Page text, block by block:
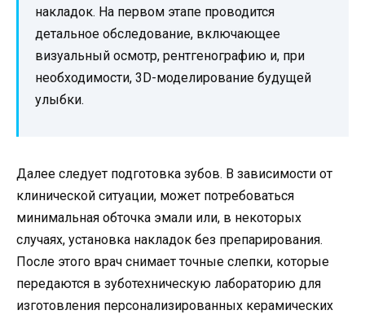
накладок. На первом этапе проводится
детальное обследование, включающее
визуальный осмотр, рентгенографию и, при
необходимости, 3D-моделирование будущей
улыбки.
Далее следует подготовка зубов. В зависимости от
клинической ситуации, может потребоваться
минимальная обточка эмали или, в некоторых
случаях, установка накладок без препарирования.
После этого врач снимает точные слепки, которые
передаются в зуботехническую лабораторию для
изготовления персонализированных керамических